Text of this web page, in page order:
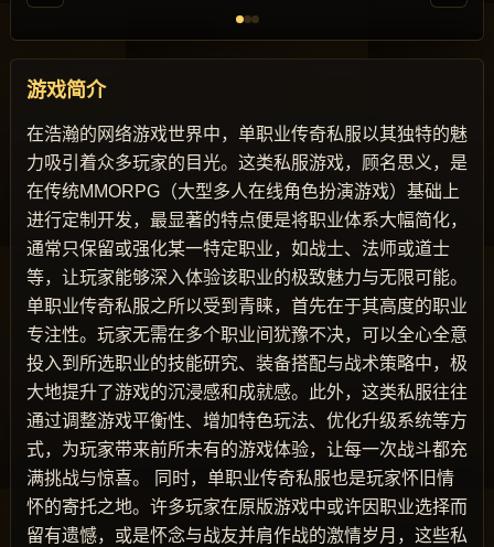
游戏简介
在浩瀚的网络游戏世界中，单职业传奇私服以其独特的魅
力吸引着众多玩家的目光。这类私服游戏，顾名思义，是
在传统MMORPG（大型多人在线角色扮演游戏）基础上
进行定制开发，最显著的特点便是将职业体系大幅简化，
通常只保留或强化某一特定职业，如战士、法师或道士
等，让玩家能够深入体验该职业的极致魅力与无限可能。
单职业传奇私服之所以受到青睐，首先在于其高度的职业
专注性。玩家无需在多个职业间犹豫不决，可以全心全意
投入到所选职业的技能研究、装备搭配与战术策略中，极
大地提升了游戏的沉浸感和成就感。此外，这类私服往往
通过调整游戏平衡性、增加特色玩法、优化升级系统等方
式，为玩家带来前所未有的游戏体验，让每一次战斗都充
满挑战与惊喜。 同时，单职业传奇私服也是玩家怀旧情
怀的寄托之地。许多玩家在原版游戏中或许因职业选择而
留有遗憾，或是怀念与战友并肩作战的激情岁月，这些私